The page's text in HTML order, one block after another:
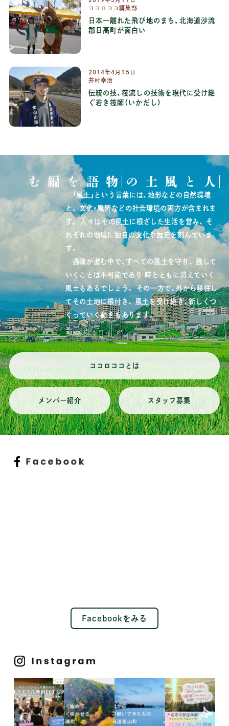
ココロココ編集部
日本一離れた飛び地のまち、北海道沙流
郡日高町が面白い
2014年4 月 15 日
井村幸治
伝統の技、筏流しの技術を現代に受け継
ぐ若き筏師（いかだし）
人と風土の
物語を編む
「風土」という言葉には、地形などの自然環境
と、 文化・風習などの社会環境の両方が含まれま
す。 人々はその風土に根ざした生活を営み、
そ
れぞれの地域に独自の文化や歴史を刻んでいま
す。
過疎が進む中で、すべての風土を守り、
残して
いくことは不可能であり
時とともに消えていく
風土もあるでしょう。 その一方で、外から移住し
てその土地に根付き、 風土を受け継ぎ、新しくつ
くっていく動きもあります。
ココロココとは
メンバー紹介 スタッフ募集
Facebookをみる